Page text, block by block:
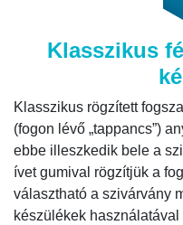
Klasszikus
Klasszikus rögzített
(fogon lévő „tappancs”)
ebbe illeszkedik bele a
ívet gumival rögzítjük a
választható a szivárvány
készülékek